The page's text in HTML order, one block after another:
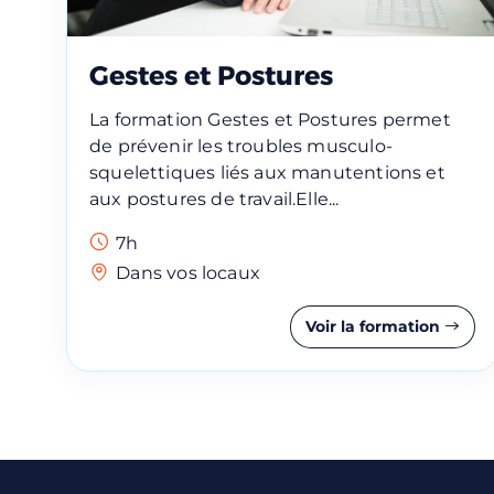
Gestes et Postures
La formation Gestes et Postures permet
de prévenir les troubles musculo-
squelettiques liés aux manutentions et
aux postures de travail.Elle...
7h
Dans vos locaux
Voir la formation
Une
LFFormation
offres. Pour en